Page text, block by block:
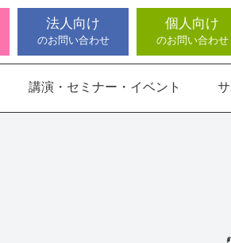
法人向け
のお問い合わせ
個人向け
のお問い合わせ
講演・セミナー・イベント